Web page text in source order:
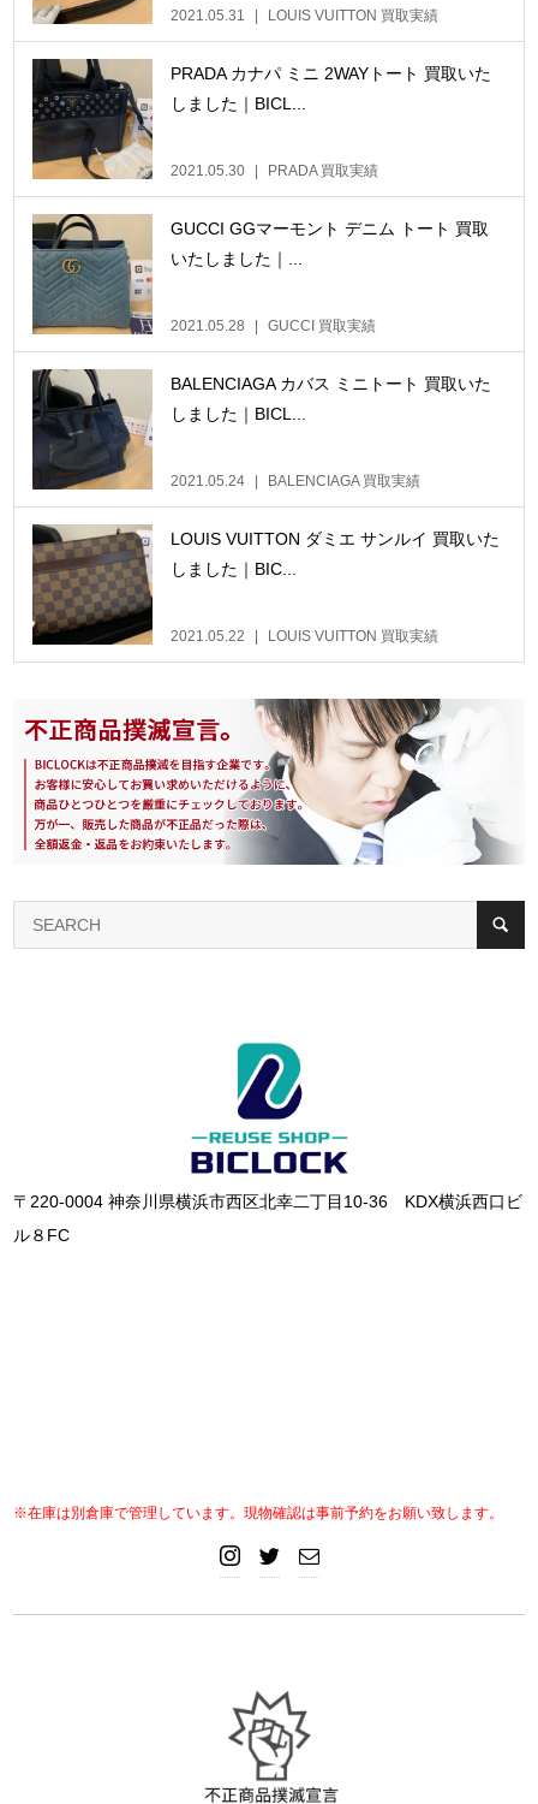
2021.05.31 LOUIS VUITTON 買取実績
PRADA カナパ ミニ 2WAYトート 買取いた
しました｜BICL...
2021.05.30 PRADA 買取実績
GUCCI GGマーモント デニム トート 買取
いたしました｜...
2021.05.28 GUCCI 買取実績
BALENCIAGA カバス ミニトート 買取いた
しました｜BICL...
2021.05.24 BALENCIAGA 買取実績
LOUIS VUITTON ダミエ サンルイ 買取いた
しました｜BIC...
2021.05.22 LOUIS VUITTON 買取実績
〒220-0004 神奈川県横浜市西区北幸二丁目10-36 KDX横浜西口ビ
ル８FC
※在庫は別倉庫で管理しています。現物確認は事前予約をお願い致します。